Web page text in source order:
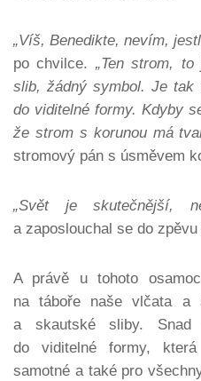
„Víš, Benedikte, nevím,
po chvilce. „Ten strom,
slib, žádný symbol. Je
do viditelné formy. Kdyby
že strom s korunou má
stromový pán s úsměvem
„Svět je skutečnější,
a zaposlouchal se do
A právě u tohoto
na táboře naše vlčata a
a skautské sliby.
do viditelné formy,
samotné a také pro